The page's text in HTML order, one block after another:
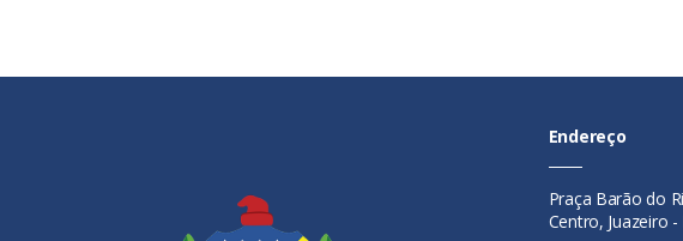
Endereço
Praça Barão do
Centro, Juazeiro -